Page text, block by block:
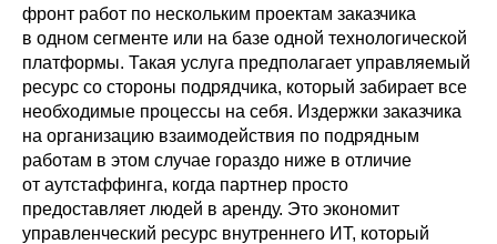
фронт работ по нескольким проектам заказчика
в одном сегменте или на базе одной технологической
платформы. Такая услуга предполагает управляемый
ресурс со стороны подрядчика, который забирает все
необходимые процессы на себя. Издержки заказчика
на организацию взаимодействия по подрядным
работам в этом случае гораздо ниже в отличие
от аутстаффинга, когда партнер просто
предоставляет людей в аренду. Это экономит
управленческий ресурс внутреннего ИТ, который